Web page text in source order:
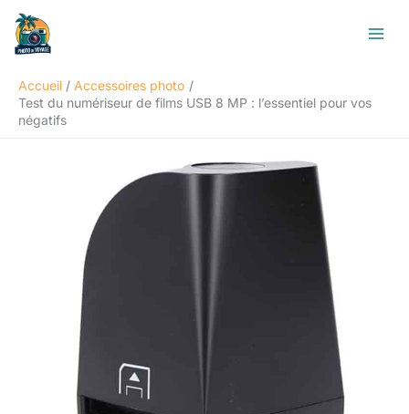
Aller
contenu
Accueil
Accessoires photo
Test du numériseur de films USB 8 MP : l’essentiel pour vos
négatifs
R
e
h